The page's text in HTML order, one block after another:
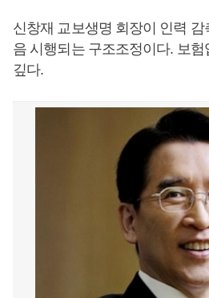
신창재 교보생명 회장이 인력 감
음 시행되는 구조조정이다. 보
깊다.